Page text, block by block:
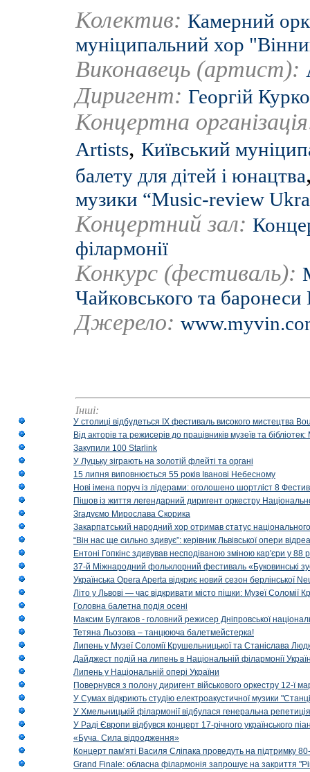
Колектив: Камерний
муніципальний хор
Виконавець (артист):
Диригент: Георгій
Концертна
Artists, Київський
балету для дітей і юнацтва
музики “Music-review
Концертний зал:
філармонії
Конкурс (фестиваль):
Чайковського та
Джерело:
Інші:
У столиці відбудеться IX фестиваль високого мистецтва
Від акторів та режисерів до працівників музеїв та
Закупили 100 Starlink
У Луцьку зіграють на золотій флейті та органі
15 липня виповнюється 55 років Іванові Небесному
Нові імена поруч із лідерами: оголошено шортліст 8
Пішов із життя легендарний диригент оркестру
Згадуємо Мирослава Скорика
Закарпатський народний хор отримав статус національного
“Він нас ще сильно здивує”: керівник Львівської опери
Ентоні Гопкінс здивував несподіваною зміною кар'єри у 88
37-й Міжнародний фольклорний фестиваль «Буковинські
Українська Opera Aperta відкриє новий сезон берлінської
Літо у Львові — час відкривати місто пішки: Музеї Соломії
Головна балетна подія осені
Максим Булгаков - головний режисер Дніпровської
Тетяна Льозова – танцююча балетмейстерка!
Липень у Музеї Соломії Крушельницької та Станіслава
Дайджест подій на липень в Національній філармонії
Липень у Національній опері України
Повернувся з полону диригент військового оркестру 12-ї
У Сумах відкриють студію електроакустичної музики
У Хмельницькій філармонії відбулася генеральна
У Раді Європи відбувся концерт 17-річного українського
«Буча. Сила відродження»
Концерт пам'яті Василя Сліпака проведуть на підтримку
Grand Finale: обласна філармонія запрошує на закриття